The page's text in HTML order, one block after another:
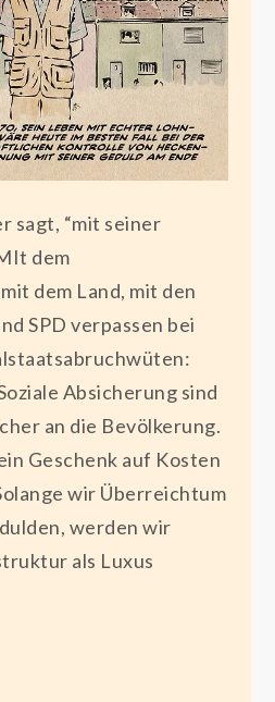
sagt, “mit seiner
dem
dem Land, mit den
SPD verpassen bei
Absicherung sind
an die Bevölkerung.
Geschenk auf Kosten
wir Überreichtum
werden wir
als Luxus